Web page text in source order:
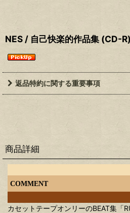
NES / 自己快楽的作品集 (CD-R)
返品特約に関する重要事項
商品詳細
COMMENT
カセットテープオンリーのBEAT集「